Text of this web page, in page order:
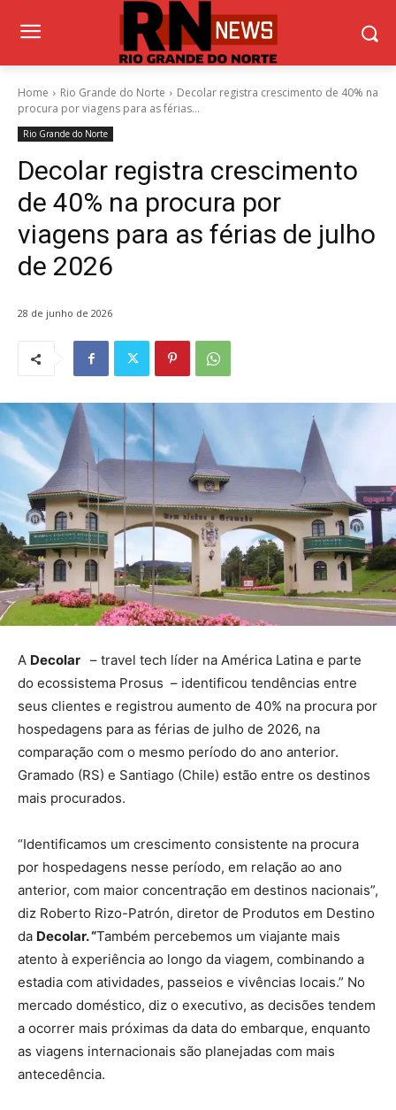
Home Rio Grande do Norte
Decolar registra crescimento de 40% na
procura por viagens para as férias...
Rio Grande do Norte
Decolar registra crescimento
de 40% na procura por
viagens para as férias de julho
de 2026
28 de junho de 2026
A Decolar – travel tech líder na América Latina e parte
do ecossistema Prosus – identificou tendências entre
seus clientes e registrou aumento de 40% na procura por
hospedagens para as férias de julho de 2026, na
comparação com o mesmo período do ano anterior.
Gramado (RS) e Santiago (Chile) estão entre os destinos
mais procurados.
“Identificamos um crescimento consistente na procura
por hospedagens nesse período, em relação ao ano
anterior, com maior concentração em destinos nacionais”,
diz Roberto Rizo-Patrón, diretor de Produtos em Destino
da Decolar. “Também percebemos um viajante mais
atento à experiência ao longo da viagem, combinando a
estadia com atividades, passeios e vivências locais.” No
mercado doméstico, diz o executivo, as decisões tendem
a ocorrer mais próximas da data do embarque, enquanto
as viagens internacionais são planejadas com mais
antecedência.